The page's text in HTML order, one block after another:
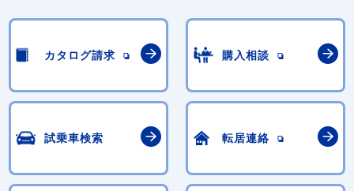
カタログ請求 購入相談
試乗車検索 転居連絡